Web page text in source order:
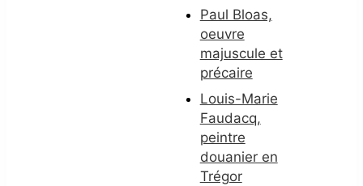
Paul Bloas,
oeuvre
majuscule et
précaire
Louis-Marie
Faudacq,
peintre
douanier en
Trégor